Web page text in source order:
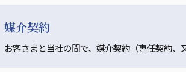
媒介契約
お客さまと当社の間で、媒介契約（専任契約、